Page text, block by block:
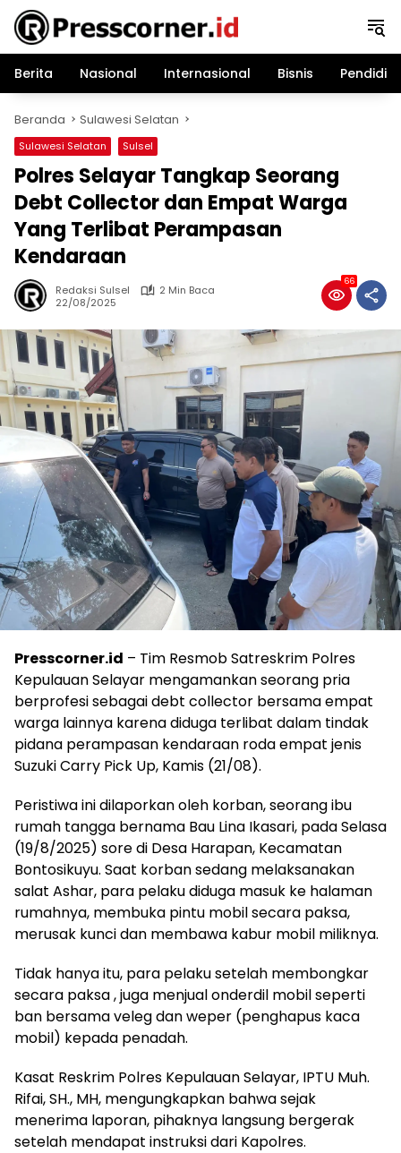
Langsung
konten
Berita
Nasional Internasional Bisnis
Beranda Sulawesi Selatan
Sulawesi Selatan Sulsel
Polres Selayar Tangkap Seorang
Debt Collector dan Empat Warga
Yang Terlibat Perampasan
Kendaraan
Redaksi Sulsel
2 Min Baca
22/08/2025
66
Presscorner.id – Tim Resmob Satreskrim Polres
Kepulauan Selayar mengamankan seorang pria
berprofesi sebagai debt collector bersama empat
warga lainnya karena diduga terlibat dalam tindak
pidana perampasan kendaraan roda empat jenis
Suzuki Carry Pick Up, Kamis (21/08).
Peristiwa ini dilaporkan oleh korban, seorang ibu
rumah tangga bernama Bau Lina Ikasari, pada Selasa
(19/8/2025) sore di Desa Harapan, Kecamatan
Bontosikuyu. Saat korban sedang melaksanakan
salat Ashar, para pelaku diduga masuk ke halaman
rumahnya, membuka pintu mobil secara paksa,
merusak kunci dan membawa kabur mobil miliknya.
Tidak hanya itu, para pelaku setelah membongkar
secara paksa , juga menjual onderdil mobil seperti
ban bersama veleg dan weper (penghapus kaca
mobil) kepada penadah.
Kasat Reskrim Polres Kepulauan Selayar, IPTU Muh.
Rifai, SH., MH, mengungkapkan bahwa sejak
menerima laporan, pihaknya langsung bergerak
setelah mendapat instruksi dari Kapolres.